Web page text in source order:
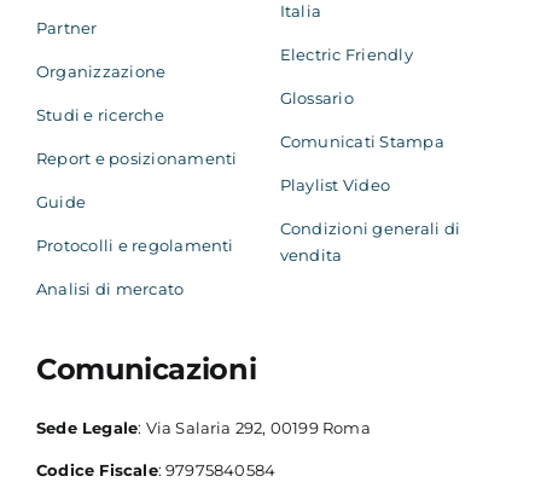
Partner
Organizzazione
Studi e ricerche
Report e posizionamenti
Guide
Protocolli e regolamenti
Analisi di mercato
Italia
Electric Friendly
Glossario
Comunicati Stampa
Playlist Video
Condizioni generali di
vendita
Comunicazioni
Sede Legale: Via Salaria 292, 00199 Roma
Codice Fiscale: 97975840584